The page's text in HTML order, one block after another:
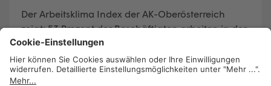
Der Arbeitsklima Index der AK-Oberösterreich
zeigt: 53 Prozent der Beschäftigten arbeiten in der
Corona-Krise, auch wenn sie krank sind. Damit ist
der Anteil jener Menschen, die krank arbeiten so
hoch wie nie zuvor.